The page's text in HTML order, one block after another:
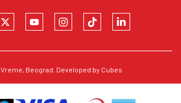
Vreme, Beograd. Developed by Cubes